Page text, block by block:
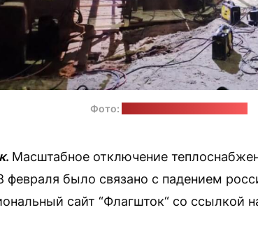
Фото:
. Масштабное отключение
февраля было связано с падением
сайт “Флагшток“ со ссылкой